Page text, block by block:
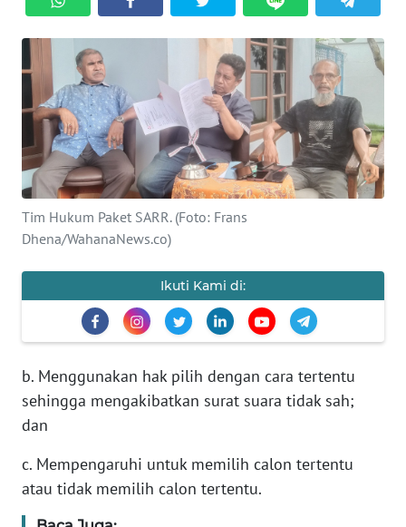
Tim Hukum Paket SARR. (Foto: Frans
Dhena/WahanaNews.co)
Ikuti Kami di:
b. Menggunakan hak pilih dengan cara tertentu
sehingga mengakibatkan surat suara tidak sah;
dan
c. Mempengaruhi untuk memilih calon tertentu
atau tidak memilih calon tertentu.
SERBI
LABUAN
BAJO
OPINI
Informasi
INDEKS
BERITA
IKLAN
TENTANG
PEDOMAN